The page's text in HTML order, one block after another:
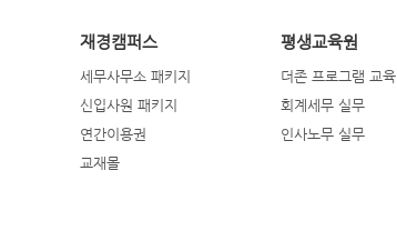
재경캠퍼스
세무사무소 패키지
신입사원 패키지
연간이용권
교재몰
평생교육원
더존 프로그램 교육
회계세무 실무
인사노무 실무